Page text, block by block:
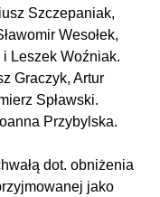
Szczepaniak,
Wesołek,
i Leszek Woźniak.
Graczyk, Artur
Spławski.
Przybylska.
dot. obniżenia
jako